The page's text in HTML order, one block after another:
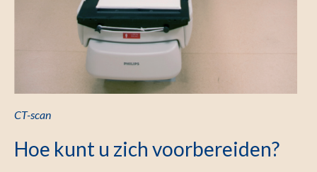
CT-scan
Hoe kunt u zich voorbereiden?